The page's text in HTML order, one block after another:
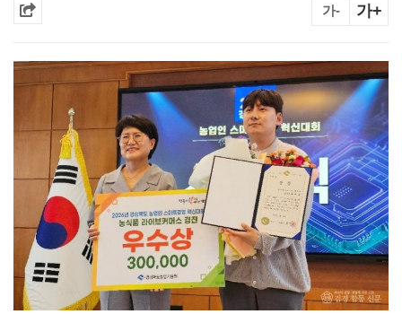
가- 가+